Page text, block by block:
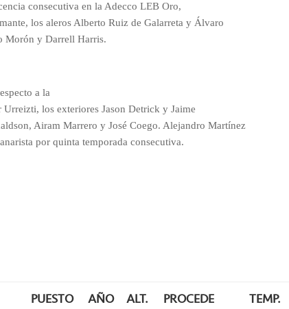
consecutiva en la Adecco LEB Oro,
los aleros Alberto Ruiz de Galarreta y Álvaro
Morón y Darrell Harris.
a la
Urreizti, los exteriores Jason Detrick y Jaime
Airam Marrero y José Coego. Alejandro Martínez
por quinta temporada consecutiva.
PUESTO AÑO ALT. PROCEDE
TEMP.